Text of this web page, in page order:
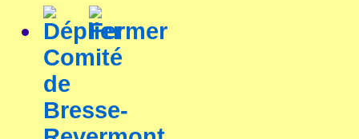
Comité
de
Bresse-